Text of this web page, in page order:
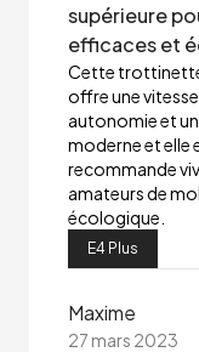
supérieure
efficaces et
Cette trottinette
offre une
autonomie et
moderne et elle
recommande
amateurs de
écologique.
E4 Plus
Maxime
27 mars 2023